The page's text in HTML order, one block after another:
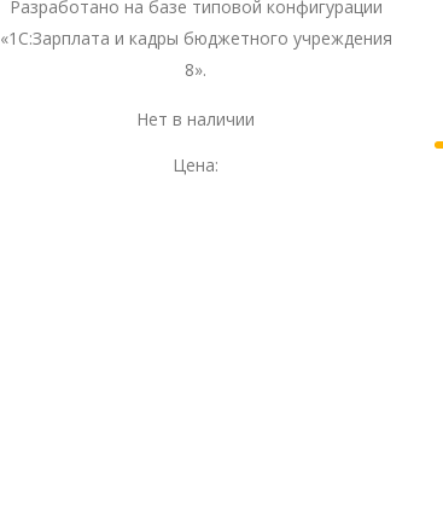
Разработано на базе типовой конфигурации
«1С:Зарплата и кадры бюджетного учреждения
8».
Нет в наличии
Цена: